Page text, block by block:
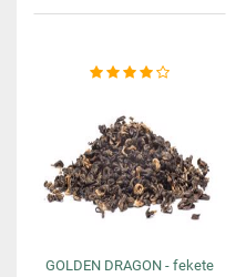
GOLDEN DRAGON - fekete